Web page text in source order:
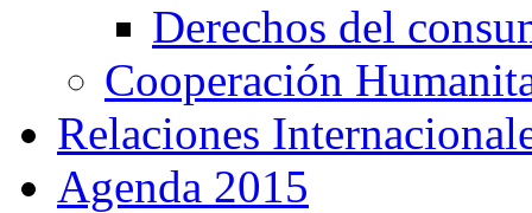
Derechos del
Cooperación
Relaciones
Agenda 2015